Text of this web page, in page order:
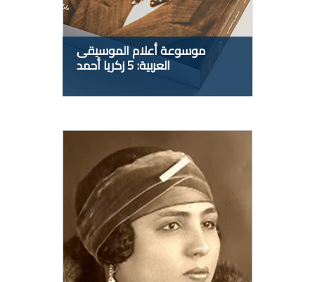
موسوعة أعلام الموسيقى
العربية: 5 زكريا أحمد